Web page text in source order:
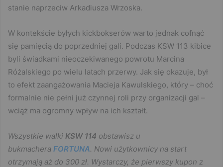
stanie naprzeciw Arkadiusza Wrzoska.
W kontekście byłych kickbokserów warto jednak cofnąć
się pamięcią do poprzedniej gali. Podczas KSW 113 kibice
byli świadkami nieoczekiwanego powrotu Marcina
Różalskiego po wielu latach przerwy. Jak się okazuje, był
to efekt zaangażowania Macieja Kawulskiego, który – choć
formalnie nie pełni już czynnej roli przy organizacji gal –
wciąż ma ogromny wpływ na ich kształt.
Wszystkie walki KSW 114 obstawisz u
bukmachera FORTUNA. Nowi użytkownicy na start
otrzymają aż do 300 zł. Wystarczy, że pierwszy kupon z